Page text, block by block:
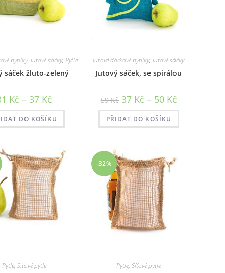
pytlíky,Jutové sáčky,Pytle
sáček žluto-zelený
Kč – 37 Kč
31 Kč
až
37 Kč
DO KOŠÍKU
Jutové dárkové pytlíky,Jutové sáčky
Jutový sáček, se spirálou
59Kč 37 Kč – 50 KčRozpětí
cen:
37 Kč
50 Kč
PŘIDAT DO KOŠÍKU
Pytle,Síťové pytle
-32%
Pytle,Síťové pytle